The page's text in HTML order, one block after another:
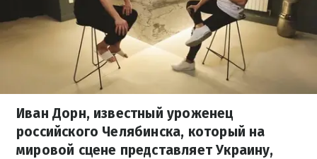
Иван Дорн, известный уроженец
российского Челябинска, который на
мировой сцене представляет Украину,